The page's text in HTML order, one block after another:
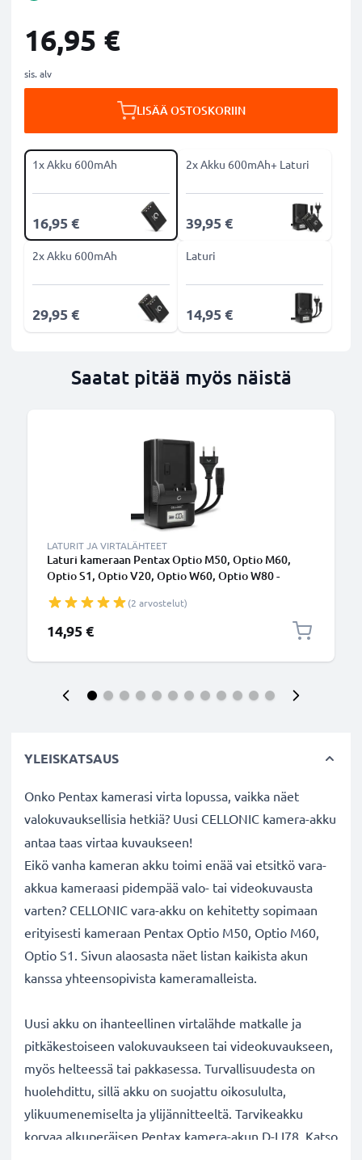
16,95 €
sis. alv
LISÄÄ OSTOSKORIIN
1x Akku 600mAh
16,95 €
2x Akku 600mAh+ Laturi
39,95 €
2x Akku 600mAh
29,95 €
Laturi
14,95 €
Saatat pitää myös näistä
LATURIT JA VIRTALÄHTEET
Laturi kameraan Pentax Optio M50, Optio M60,
Optio S1, Optio V20, Optio W60, Optio W80 -
(2 arvostelut)
14,95 €
YLEISKATSAUS
Onko Pentax kamerasi virta lopussa, vaikka näet
valokuvauksellisia hetkiä? Uusi CELLONIC kamera-akku
antaa taas virtaa kuvaukseen!
Eikö vanha kameran akku toimi enää vai etsitkö vara-
akkua kameraasi pidempää valo- tai videokuvausta
varten? CELLONIC vara-akku on kehitetty sopimaan
erityisesti kameraan Pentax Optio M50, Optio M60,
Optio S1. Sivun alaosasta näet listan kaikista akun
kanssa yhteensopivista kameramalleista.
Uusi akku on ihanteellinen virtalähde matkalle ja
pitkäkestoiseen valokuvaukseen tai videokuvaukseen,
myös helteessä tai pakkasessa. Turvallisuudesta on
huolehdittu, sillä akku on suojattu oikosululta,
ylikuumenemiselta ja ylijännitteeltä. Tarvikeakku
korvaa alkuperäisen Pentax kamera-akun D-LI78. Katso